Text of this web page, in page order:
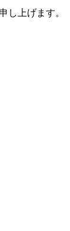
し上げます。